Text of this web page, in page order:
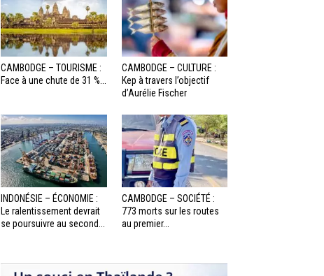
CAMBODGE – TOURISME :
Face à une chute de 31 %...
CAMBODGE – CULTURE :
Kep à travers l’objectif
d’Aurélie Fischer
INDONÉSIE – ÉCONOMIE :
Le ralentissement devrait
se poursuivre au second...
CAMBODGE – SOCIÉTÉ :
773 morts sur les routes
au premier...